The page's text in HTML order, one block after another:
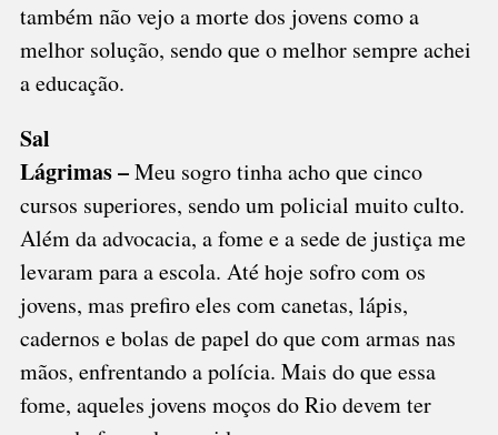
também não vejo a morte dos jovens como a
melhor solução, sendo que o melhor sempre achei
a educação.
Sal
Lágrimas –Meu sogro tinha acho que cinco
cursos superiores, sendo um policial muito culto.
Além da advocacia, a fome e a sede de justiça me
levaram para a escola. Até hoje sofro com os
jovens, mas prefiro eles com canetas, lápis,
cadernos e bolas de papel do que com armas nas
mãos, enfrentando a polícia. Mais do que essa
fome, aqueles jovens moços do Rio devem ter